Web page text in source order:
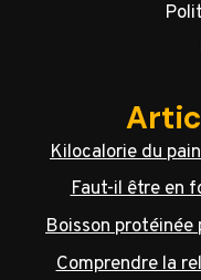
Kilocalorie du
Faut-il être en
Boisson protéinée
Comprendre la